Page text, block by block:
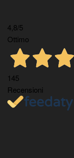
4,8/5
Ottimo
145
Recensioni